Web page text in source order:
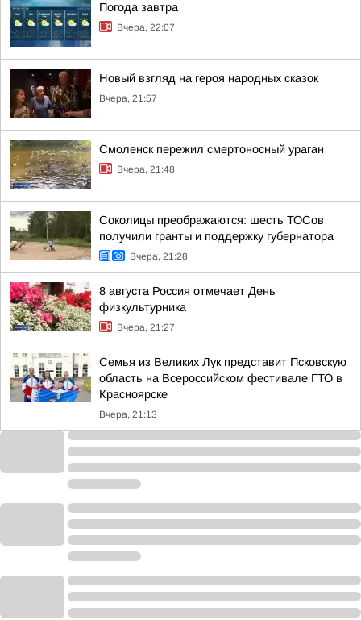
Погода завтра
Вчера, 22:07
Новый взгляд на героя народных сказок
Вчера, 21:57
Смоленск пережил смертоносный ураган
Вчера, 21:48
Соколицы преображаются: шесть ТОСов
получили гранты и поддержку губернатора
Вчера, 21:28
8 августа Россия отмечает День
физкультурника
Вчера, 21:27
Семья из Великих Лук представит Псковскую
область на Всероссийском фестивале ГТО в
Красноярске
Вчера, 21:13